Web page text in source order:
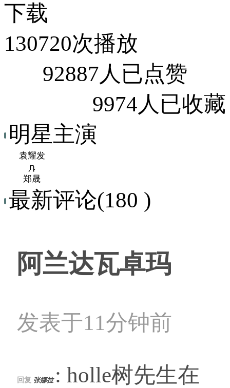
下载
130720次播放
92887人已点赞
9974人已收藏
明星主演
袁耀发
֣դ
郑晟
最新评论(180 )
阿兰达瓦卓玛
发表于11分钟前
回复 张娜拉 : holle树先生在